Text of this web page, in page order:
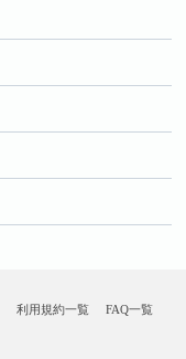
利用規約一覧
FAQ一覧